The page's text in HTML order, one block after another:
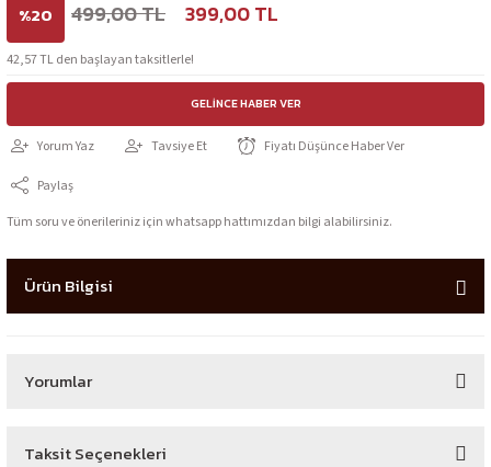
%20 499,00 TL 399,00 TL
42,57 TL den başlayan taksitlerle!
GELINCE HABER VER
Yorum Yaz Tavsiye Et Fiyatı Düşünce Haber Ver
Paylaş
Tüm soru ve önerileriniz için whatsapp hattımızdan bilgi alabilirsiniz.
Ürün Bilgisi
Yorumlar
Taksit Seçenekleri